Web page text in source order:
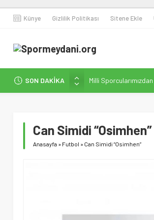
Künye Gizlilik Politikası Sitene Ekle
SON DAKİKA
Fenerbahçe Kadın
Efor Çay’dan Futbola
Can Simidi “Osimhen”
Anasayfa » Futbol » Can Simidi “Osimhen”